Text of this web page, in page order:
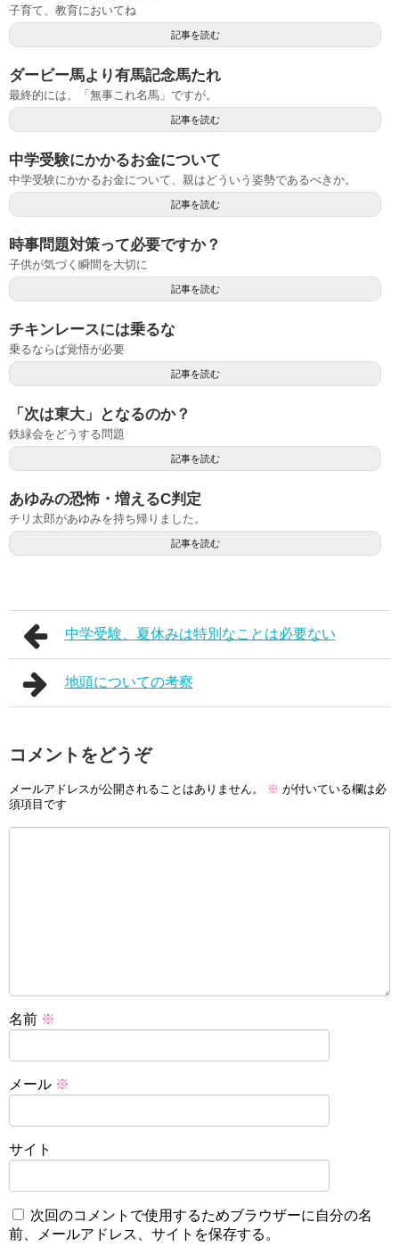
子育て、教育においてね
記事を読む
ダービー馬より有馬記念馬たれ
最終的には、「無事これ名馬」ですが。
記事を読む
中学受験にかかるお金について
中学受験にかかるお金について、親はどういう姿勢であるべきか。
記事を読む
時事問題対策って必要ですか？
子供が気づく瞬間を大切に
記事を読む
チキンレースには乗るな
乗るならば覚悟が必要
記事を読む
「次は東大」となるのか？
鉄緑会をどうする問題
記事を読む
あゆみの恐怖・増えるC判定
チリ太郎があゆみを持ち帰りました。
記事を読む
中学受験、夏休みは特別なことは必要ない
地頭についての考察
コメントをどうぞ
メールアドレスが公開されることはありません。 ※ が付いている欄は必
須項目です
名前 ※
メール ※
サイト
次回のコメントで使用するためブラウザーに自分の名
前、メールアドレス、サイトを保存する。